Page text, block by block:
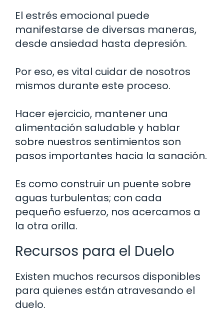
El estrés emocional puede
manifestarse de diversas maneras,
desde ansiedad hasta depresión.
Por eso, es vital cuidar de nosotros
mismos durante este proceso.
Hacer ejercicio, mantener una
alimentación saludable y hablar
sobre nuestros sentimientos son
pasos importantes hacia la sanación.
Es como construir un puente sobre
aguas turbulentas; con cada
pequeño esfuerzo, nos acercamos a
la otra orilla.
Recursos para el Duelo
Existen muchos recursos disponibles
para quienes están atravesando el
duelo.